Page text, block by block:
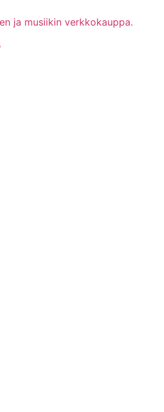
ja musiikin verkkokauppa.